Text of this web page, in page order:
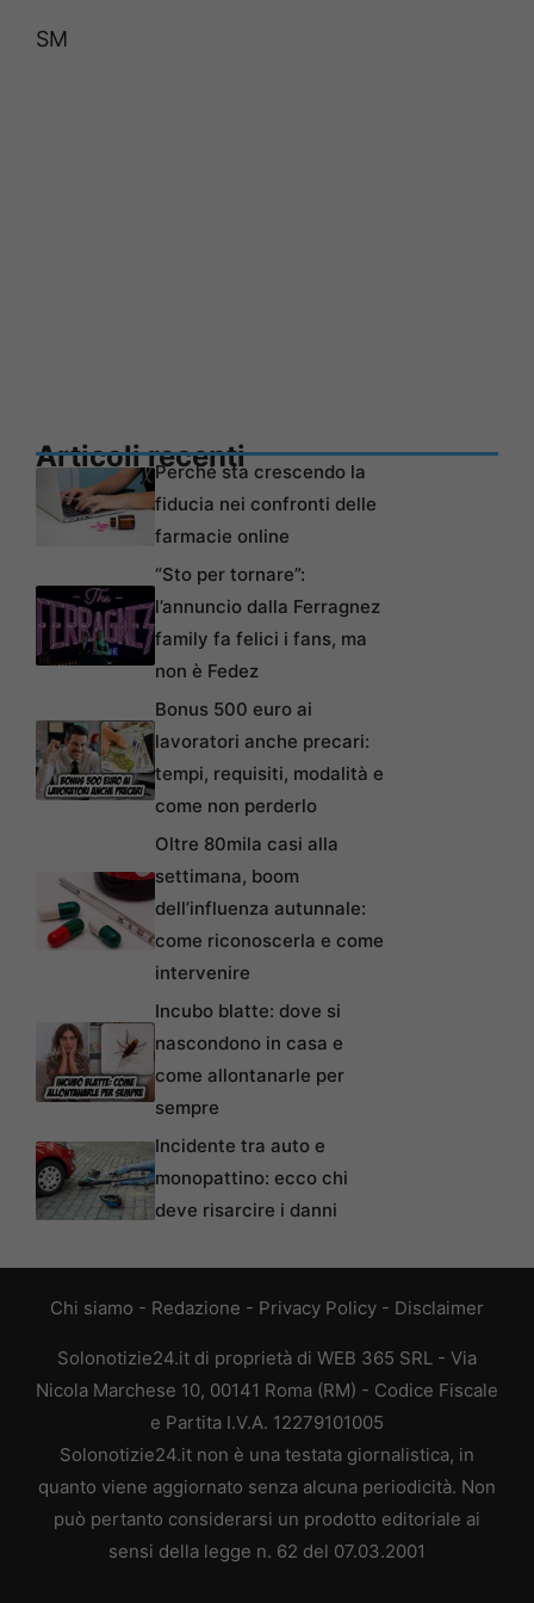
SM
Articoli recentiPerché sta crescendo la
fiducia nei confronti delle
farmacie online
“Sto per tornare”:
l’annuncio dalla Ferragnez
family fa felici i fans, ma
non è Fedez
Bonus 500 euro ai
lavoratori anche precari:
tempi, requisiti, modalità e
come non perderlo
Oltre 80mila casi alla
settimana, boom
dell’influenza autunnale:
come riconoscerla e come
intervenire
Incubo blatte: dove si
nascondono in casa e
come allontanarle per
sempre
Incidente tra auto e
monopattino: ecco chi
deve risarcire i danni
Chi siamo - Redazione - Privacy Policy - Disclaimer
Solonotizie24.it di proprietà di WEB 365 SRL - Via
Nicola Marchese 10, 00141 Roma (RM) - Codice Fiscale
e Partita I.V.A. 12279101005
Solonotizie24.it non è una testata giornalistica, in
quanto viene aggiornato senza alcuna periodicità. Non
può pertanto considerarsi un prodotto editoriale ai
sensi della legge n. 62 del 07.03.2001